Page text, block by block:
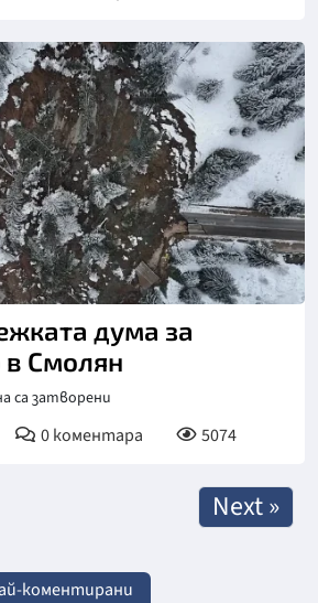
дума за
в Смолян
са затворени
0коментара 5074
Next »
коментирани